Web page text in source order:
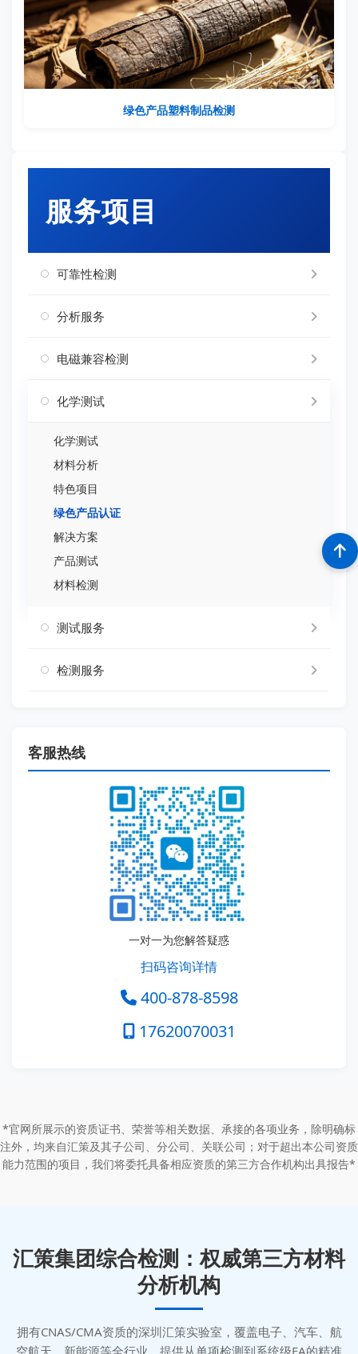
绿色产品塑料制品检测
服务项目
可靠性检测
分析服务
电磁兼容检测
化学测试
化学测试
材料分析
特色项目
绿色产品认证
解决方案
产品测试
材料检测
测试服务
检测服务
客服热线
一对一为您解答疑惑
扫码咨询详情
400-878-8598
17620070031
*官网所展示的资质证书、荣誉等相关数据、承接的各项业务，除明确标
注外，均来自汇策及其子公司、分公司、关联公司；对于超出本公司资质
能力范围的项目，我们将委托具备相应资质的第三方合作机构出具报告*
汇策集团综合检测：权威第三方材料
分析机构
拥有CNAS/CMA资质的深圳汇策实验室，覆盖电子、汽车、航
空航天、新能源等全行业，提供从单项检测到系统级FA的精准